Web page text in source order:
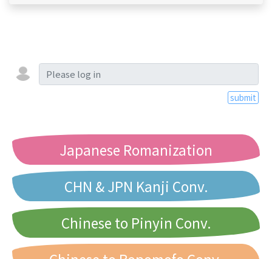
submit
Japanese Romanization
CHN & JPN Kanji Conv.
Chinese to Pinyin Conv.